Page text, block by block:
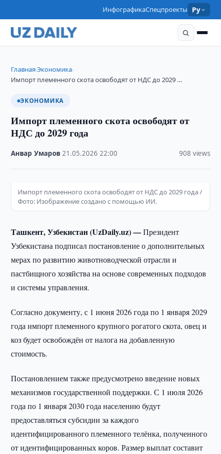
ИнфографикаСпецпроекты Ру
Главная›Экономика›
Импорт племенного скота освободят от НДС до 2029 …
ЭКОНОМИКА
Импорт племенного скота освободят от
НДС до 2029 года
Анвар Умаров ·21.05.2026 ·22:00 908 views
Импорт племенного скота освободят от НДС до 2029 года /
Фото: Изображение создано с помощью ИИ.
Ташкент, Узбекистан (UzDaily.uz) —Президент
Узбекистана подписал постановление о дополнительных
мерах по развитию животноводческой отрасли и
пастбищного хозяйства на основе современных подходов
и системы управления.
Согласно документу, с 1 июня 2026 года по 1 января 2029
года импорт племенного крупного рогатого скота, овец и
коз будет освобождён от налога на добавленную
стоимость.
Постановлением также предусмотрено введение новых
механизмов государственной поддержки. С 1 июля 2026
года по 1 января 2030 года населению будут
предоставляться субсидии за каждого
идентифицированного племенного телёнка, полученного
от идентифицированных коров. Размер выплат составит